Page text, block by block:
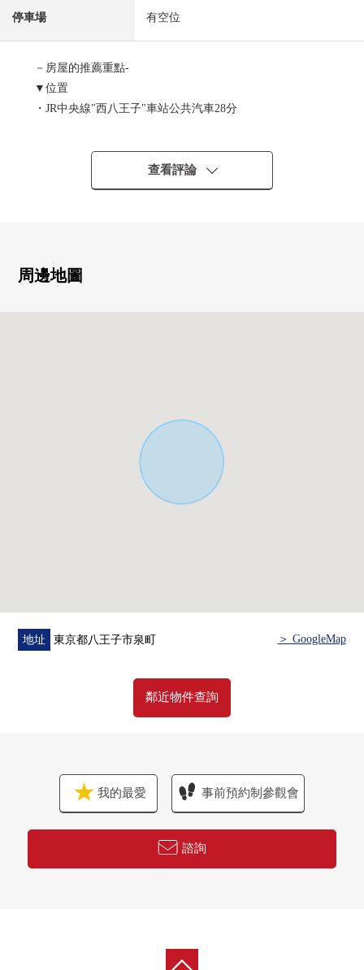
停車場 有空位
－房屋的推薦重點-
▼位置
・JR中央線"西八王子"車站公共汽車28分
・JR中央線、橫濱線、八高線"八王子"車站公共汽車26分
・防止太陽熱能的闖入，難以放掉暖氣熱的復數層玻璃
・BREG強音八王子商店步行10分鐘(約770m)
查看評論
周邊地圖
地址 東京都八王子市泉町 ＞ GoogleMap
鄰近物件查詢
我的最愛 事前預約制參觀會
諮詢